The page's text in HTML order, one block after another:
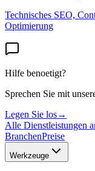
Technisches SEO,
Optimierung
Hilfe benoetigt?
Sprechen Sie mit
Legen Sie los→
Alle Dienstleistungen
BranchenPreise
Werkzeuge